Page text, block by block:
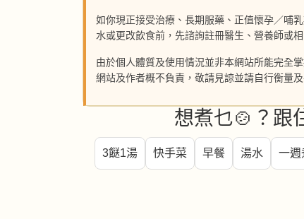
如你現正接受治療、長期服藥、正值懷孕／哺
水或更改飲食前，先諮詢註冊醫生、營養師或
由於個人體質及使用情況並非本網站所能完全
網站及作者概不負責，敬請見諒並請自行衡量及
想煮乜🍲？跟
3餸1湯 快手菜 早餐 湯水 一週